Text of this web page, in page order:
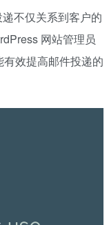
不仅关系到客户的
网站管理员
效提高邮件投递的